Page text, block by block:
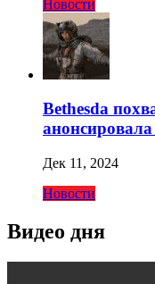
Новости
Bethesda
Дек 11, 2024
Новости
Видео дня